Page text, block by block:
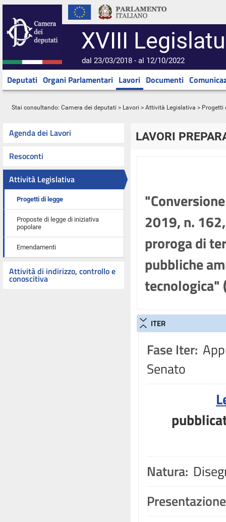
XVIII
dal 23/03/2018 - al 12/10/2022
Deputati Organi Parlamentari Lavori Documenti
Stai consultando: Camera dei deputati > Lavori > Attività Legislativa > Progetti
Agenda dei Lavori
Resoconti
Attività Legislativa
Progetti di legge
Proposte di legge di iniziativa
popolare
Emendamenti
Attività di indirizzo, controllo e
conoscitiva
LAVORI
2019, n.
proroga di
pubbliche
tecnologica"
ITER
Fase Iter:
Senato
Natura: